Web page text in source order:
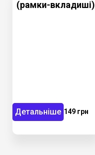
(рамки-вкладиші)
Детальніше 149 грн